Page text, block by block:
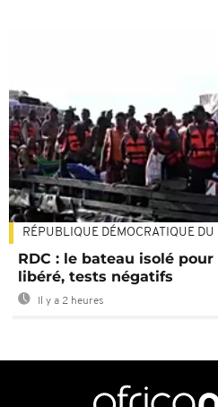
RÉPUBLIQUE DÉMOCRATIQUE DU
RDC : le bateau isolé
libéré, tests négatifs
Il y a 2 heures